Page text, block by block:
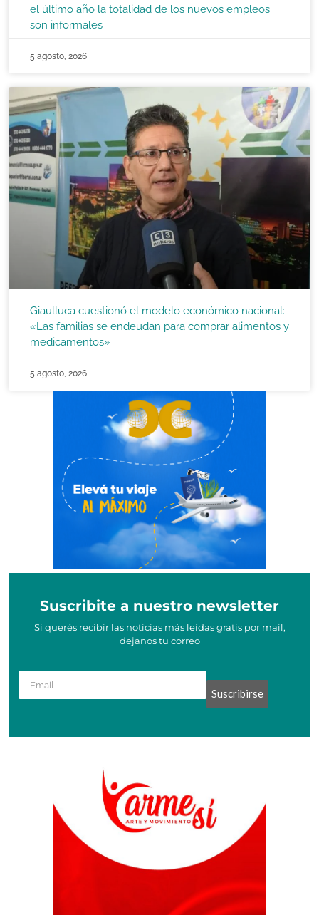
el último año la totalidad de los nuevos empleos
son informales
5 agosto, 2026
Giaulluca cuestionó el modelo económico nacional:
«Las familias se endeudan para comprar alimentos y
medicamentos»
5 agosto, 2026
Suscribite a nuestro newsletter
Si querés recibir las noticias más leídas gratis por mail,
dejanos tu correo
Suscribirse